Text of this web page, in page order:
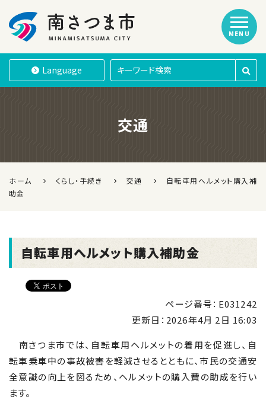
南さつま市
Language
MENU
交通
ホーム くらし・手続き 交通
自転車用へルメット購入補
助金
自転車用へルメット購入補助金
ページ番号：E031242
更新日： 2026年4月 2日 16:03
南さつま市では、自転車用ヘルメットの着用を促進し、自
転車乗車中の事故被害を軽減させるとともに、市民の交通安
全意識の向上を図るため、ヘルメットの購入費の助成を行い
ます。